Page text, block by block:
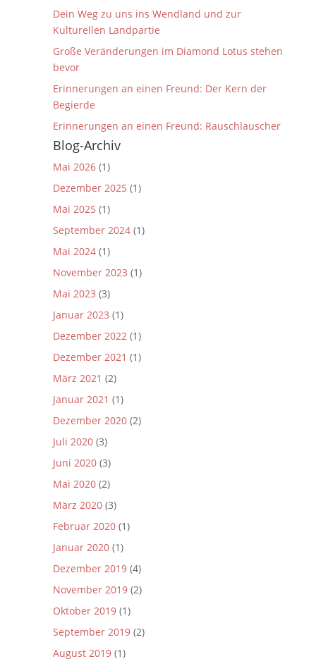
Dein Weg zu uns ins Wendland und zur
Kulturellen Landpartie
Große Veränderungen im Diamond Lotus stehen
bevor
Erinnerungen an einen Freund: Der Kern der
Begierde
Erinnerungen an einen Freund: Rauschlauscher
Blog-Archiv
Mai 2026(1)
Dezember 2025 (1)
Mai 2025 (1)
September 2024(1)
Mai 2024(1)
November 2023 (1)
Mai 2023 (3)
Januar 2023 (1)
Dezember 2022(1)
Dezember 2021 (1)
März 2021 (2)
Januar 2021 (1)
Dezember 2020(2)
Juli 2020(3)
Juni 2020(3)
Mai 2020(2)
März 2020(3)
Februar 2020(1)
Januar 2020(1)
Dezember 2019(4)
November 2019(2)
Oktober 2019(1)
September 2019(2)
August 2019(1)